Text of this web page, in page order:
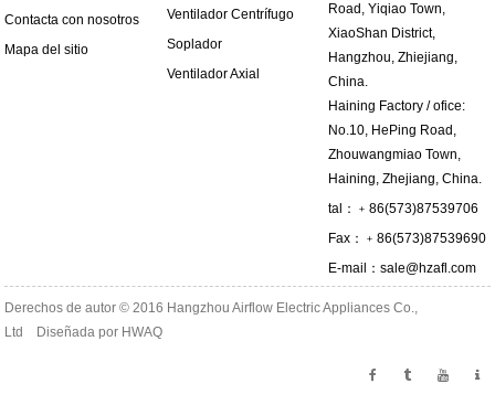
Contacta con nosotros
Mapa del sitio
Ventilador Centrífugo
Soplador
Ventilador Axial
Road, Yiqiao Town,
XiaoShan District,
Hangzhou, Zhiejiang,
China.
Haining Factory / ofice:
No.10, HePing Road,
Zhouwangmiao Town,
Haining, Zhejiang, China.
tal：﹢86(573)87539706
Fax：﹢86(573)87539690
E-mail： sale@hzafl.com
Derechos de autor © 2016 Hangzhou Airflow Electric Appliances Co.,
Ltd Diseñada por HWAQ